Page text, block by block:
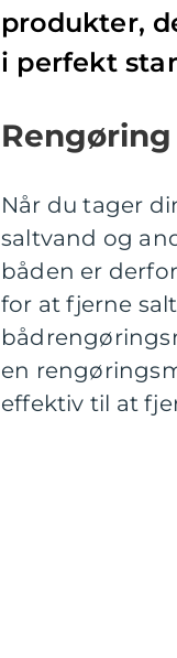
produkter,
i perfekt
Når du tager
saltvand og
båden er
for at fjerne
en
effektiv til at